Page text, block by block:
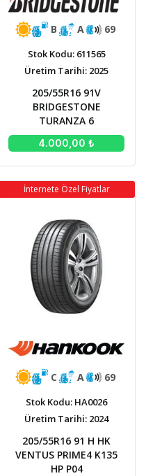
B A 69
Stok Kodu: 611565
Üretim Tarihi: 2025
205/55R16 91V
BRIDGESTONE
TURANZA 6
4.000,00 ₺
İnternete Özel Fiyatlar
C A 69
Stok Kodu: HA0026
Üretim Tarihi: 2024
205/55R16 91 H HK
VENTUS PRIME4 K135
HP P04